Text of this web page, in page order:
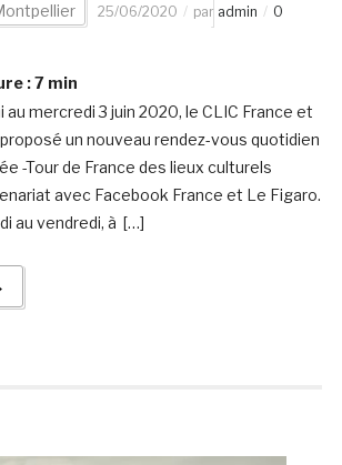
25/06/2020 par admin
0
:7 min
au mercredi 3 juin 2020, le CLIC France et
un nouveau rendez-vous quotidien
-Tour de France des lieux culturels
avec Facebook France et Le Figaro.
au vendredi, à […]